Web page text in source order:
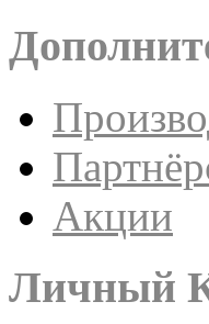
Акции
Личный